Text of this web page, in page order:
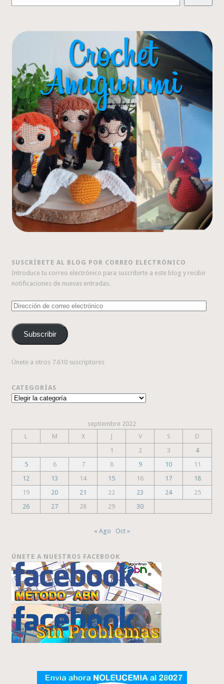
SUSCRÍBETE AL BLOG POR CORREO ELECTRÓNICO
Introduce tu correo electrónico para suscribirte a este blog y recibir
notificaciones de nuevas entradas.
Dirección
correo
electrónico
Subscribir
Únete a otros 7.610 suscriptores
CATEGORÍAS
Categorías
septiembre 2022
L
M X J V S
D
1
2 3
4
5
6 7 8 9 10
11
12
13 14 15 16 17
18
19
20 21 22 23 24
25
26
27 28 29 30
« Ago Oct »
ÚNETE A NUESTROS FACEBOOK